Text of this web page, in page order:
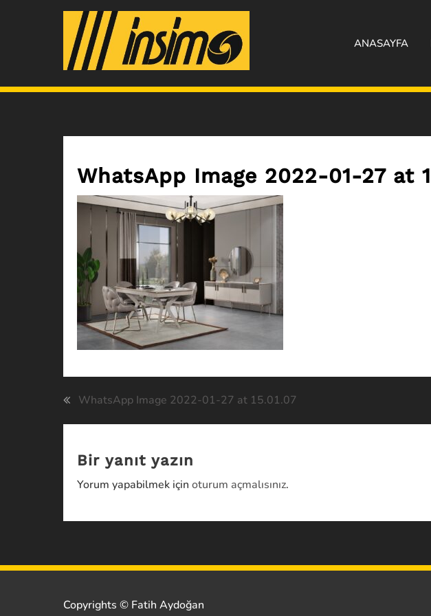
ANASAYFA
WhatsApp Image 2022-01-27 at
Yazı
gezinmesi
WhatsApp Image 2022-01-27 at 15.01.07
Bir yanıt yazın
Yorum yapabilmek için oturum açmalısınız.
Copyrights © Fatih Aydoğan